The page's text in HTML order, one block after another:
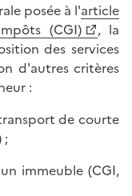
posée à l'article
(CGI)
, la
des services
d'autres critères
:
de courte
;
immeuble (CGI,